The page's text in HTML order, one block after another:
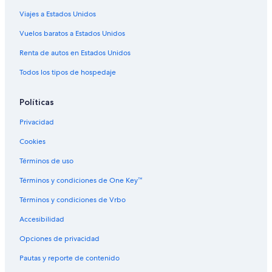
Hoteles con spa en Northeast Calgary
Viajes a Estados Unidos
Vuelos baratos a Estados Unidos
Renta de autos en Estados Unidos
Todos los tipos de hospedaje
Políticas
Privacidad
Cookies
Términos de uso
Términos y condiciones de One Key™
Términos y condiciones de Vrbo
Accesibilidad
Opciones de privacidad
Pautas y reporte de contenido